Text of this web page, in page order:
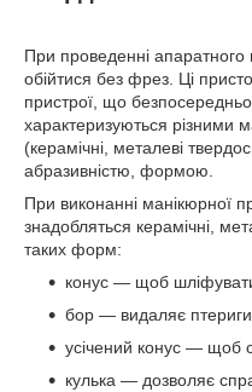
При проведенні
обійтися без фрез. Ці
пристрої, що
характеризуються різними
(керамічні, металеві
абразивністю, формою.
При виконанні манікюрної
знадобляться керамічні,
таких форм:
конус — щоб шліфувати
бор — видаляє
усічений конус — щоб
кулька — дозволяє